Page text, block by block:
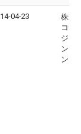
04-23
株式
コナ
ジタ
ンタ
ンメ